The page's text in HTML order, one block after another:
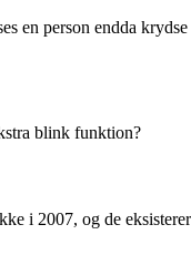
en person endda
blink funktion?
i 2007, og de